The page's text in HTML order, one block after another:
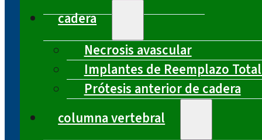
cadera
Necrosis avascular
Implantes de Reemplazo
Prótesis anterior de cadera
columna vertebral